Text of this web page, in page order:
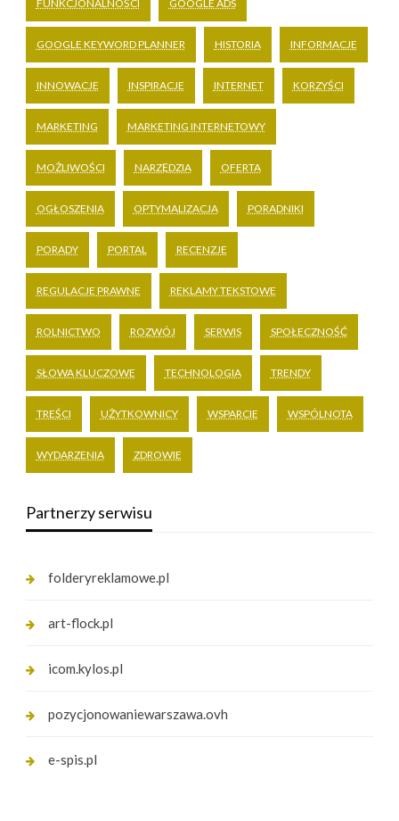
FUNKCJONALNOŚCI GOOGLE ADS
GOOGLE KEYWORD PLANNER HISTORIA INFORMACJE
INNOWACJE INSPIRACJE INTERNET KORZYŚCI
MARKETING MARKETING INTERNETOWY
MOŻLIWOŚCI NARZĘDZIA OFERTA
OGŁOSZENIA OPTYMALIZACJA PORADNIKI
PORADY PORTAL RECENZJE
REGULACJE PRAWNE REKLAMY TEKSTOWE
ROLNICTWO ROZWÓJ SERWIS SPOŁECZNOŚĆ
SŁOWA KLUCZOWE TECHNOLOGIA TRENDY
TREŚCI UŻYTKOWNICY WSPARCIE WSPÓLNOTA
WYDARZENIA ZDROWIE
Partnerzy serwisu
folderyreklamowe.pl
art-flock.pl
icom.kylos.pl
pozycjonowaniewarszawa.ovh
e-spis.pl